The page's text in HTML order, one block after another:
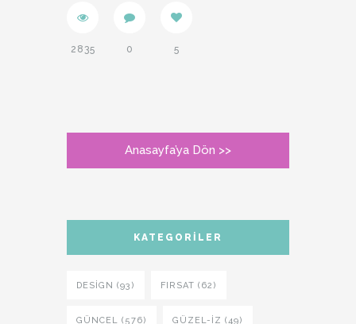
2835 0 5
Anasayfa’ya Dön >>
KATEGORILER
DESIGN (93) FIRSAT (62)
GÜNCEL (576) GÜZEL-IZ (49)